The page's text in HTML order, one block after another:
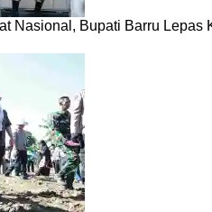
Nasional, Bupati Barru Lepas